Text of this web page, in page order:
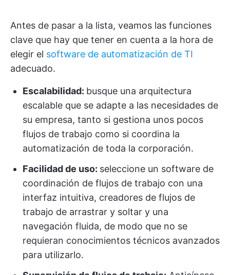
Antes de pasar a la lista, veamos las funciones
clave que hay que tener en cuenta a la hora de
elegir el software de automatización de TI
adecuado.
Escalabilidad: busque una arquitectura
escalable que se adapte a las necesidades de
su empresa, tanto si gestiona unos pocos
flujos de trabajo como si coordina la
automatización de toda la corporación.
Facilidad de uso: seleccione un software de
coordinación de flujos de trabajo con una
interfaz intuitiva, creadores de flujos de
trabajo de arrastrar y soltar y una
navegación fluida, de modo que no se
requieran conocimientos técnicos avanzados
para utilizarlo.